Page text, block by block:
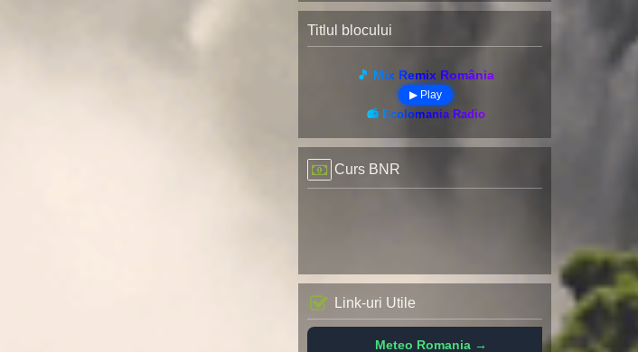
Titlul blocului
🎵 Mix Remix România
▶ Play
📻 Ecolomania Radio
Curs BNR
Link-uri Utile
Meteo Romania →